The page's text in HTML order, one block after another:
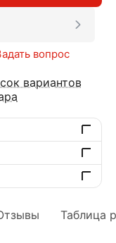
вопрос
вариантов
Таблица